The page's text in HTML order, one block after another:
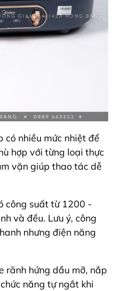
có nhiều mức nhiệt để
hợp với từng loại thực
vặn giúp thao tác dễ
công suất từ 1200 -
và đều. Lưu ý, công
nhưng điện năng
rãnh hứng dầu mỡ, nắp
năng tự ngắt khi